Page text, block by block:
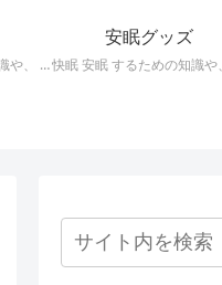
快眠 安眠 するための知識や、 枕 、 照明 、 アロマ など、おすすめの グッズ などを紹介。 ぐっすり眠るために重要な枕選びのポイントや商品の紹介、 テンピュール 、 マニフレックス など。
安眠グッズ